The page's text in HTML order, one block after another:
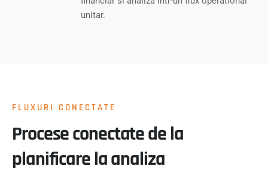
unitar.
FLUXURI CONECTATE
Procese conectate de la
planificare la analiza